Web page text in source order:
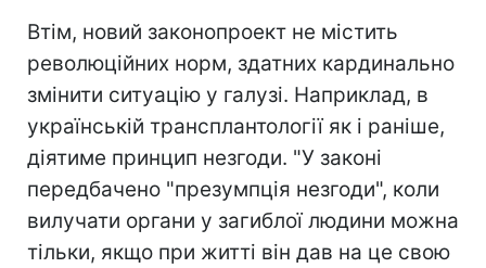
Втім, новий законопроект не містить
революційних норм, здатних кардинально
змінити ситуацію у галузі. Наприклад, в
українській трансплантології як і раніше,
діятиме принцип незгоди. "У законі
передбачено "презумпція незгоди", коли
вилучати органи у загиблої людини можна
тільки, якщо при житті він дав на це свою